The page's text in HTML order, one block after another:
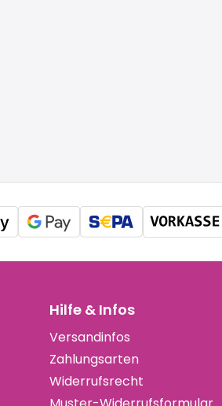
Hilfe & Infos
Versandinfos
Zahlungsarten
Widerrufsrecht